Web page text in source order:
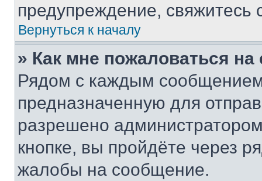
предупреждение,
Вернуться к началу
» Как мне пожаловаться
Рядом с каждым сообщением
предназначенную для
разрешено
кнопке, вы пройдёте через
жалобы на сообщение.